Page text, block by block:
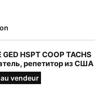
HSPT COOP TACHS
репетитор из США
vendeur